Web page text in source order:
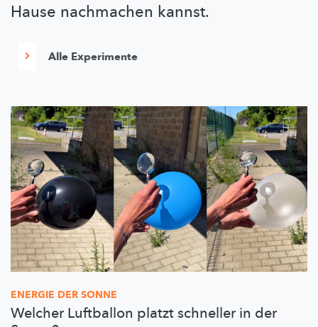
Hause nachmachen kannst.
Alle Experimente
ENERGIE DER SONNE
Welcher Luftballon platzt schneller in der